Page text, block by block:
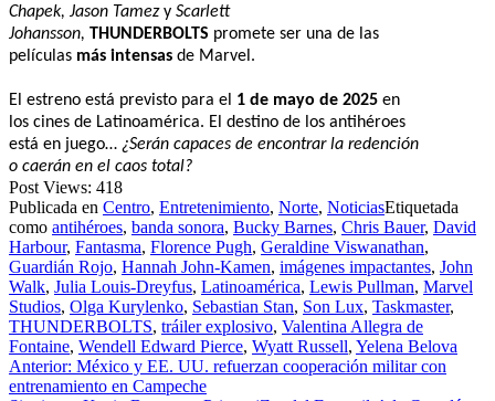
Chapek, Jason Tamezy Scarlett
Johansson, THUNDERBOLTS promete ser una de las
películas más intensas de Marvel.
El estreno está previsto para el 1 de mayo de 2025 en
los cines de Latinoamérica. El destino de los antihéroes
está en juego… ¿Serán capaces de encontrar la redención
o caerán en el caos total?
Post Views: 418
Publicada en Centro, Entretenimiento, Norte, NoticiasEtiquetada
como antihéroes, banda sonora, Bucky Barnes, Chris Bauer, David
Harbour, Fantasma, Florence Pugh, Geraldine Viswanathan,
Guardián Rojo, Hannah John-Kamen, imágenes impactantes, John
Walk, Julia Louis-Dreyfus, Latinoamérica, Lewis Pullman, Marvel
Studios, Olga Kurylenko, Sebastian Stan, Son Lux, Taskmaster,
THUNDERBOLTS, tráiler explosivo, Valentina Allegra de
Fontaine, Wendell Edward Pierce, Wyatt Russell, Yelena Belova
Navegación
Anterior: México y EE. UU. refuerzan cooperación militar con
entrenamiento en Campeche